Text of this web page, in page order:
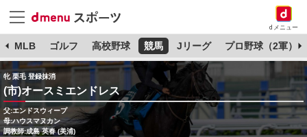
dメニュー
MLB ゴルフ 高校野球 競馬 Jリーグ プロ野球（2軍）
牝 栗毛 登録抹消
(市)オースミエンドレス
父:エンドスウィープ
母:ハウスマヌカン
調教師:成島 英春 (美浦)